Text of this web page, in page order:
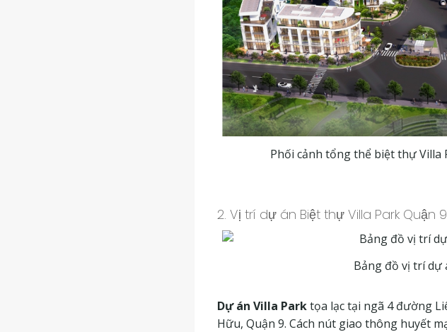
Phối cảnh tổng thể biệt thự
2. Vị trí dự án Biệt thự Villa Park Quận
Bảng đồ vị trí dự
Dự án Villa Parktọa lạc tại ngã 4 đường
Hữu, Quận 9. Cách nút giao thông huyết